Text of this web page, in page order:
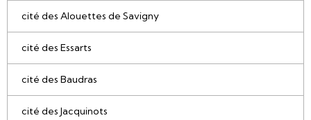
cité des Alouettes de Savigny
cité des Essarts
cité des Baudras
cité des Jacquinots